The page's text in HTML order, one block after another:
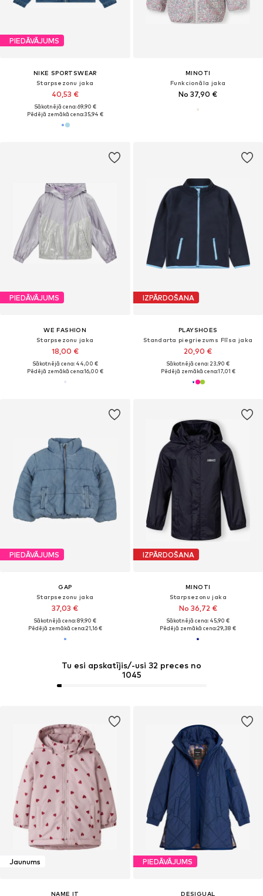
PIEDĀVĀJUMS
NIKE SPORTSWEAR
Starpsezonu jaka
40,53 €
Sākotnējā cena: 69,90 €
Pēdējā zemākā cena:35,94 €
MINOTI
Funkcionāla jaka
No 37,90 €
PIEDĀVĀJUMS
WE FASHION
Starpsezonu jaka
18,00 €
Sākotnējā cena: 44,00 €
Pēdējā zemākā cena:16,00 €
IZPĀRDOŠANA
PLAYSHOES
Standarta piegriezums Flīsa jaka
20,90 €
Sākotnējā cena: 23,90 €
Pēdējā zemākā cena:17,01 €
PIEDĀVĀJUMS
GAP
Starpsezonu jaka
37,03 €
Sākotnējā cena: 89,90 €
Pēdējā zemākā cena:21,16 €
IZPĀRDOŠANA
MINOTI
Starpsezonu jaka
No 36,72 €
Sākotnējā cena: 45,90 €
Pēdējā zemākā cena:29,38 €
Tu esi apskatījis/-usi 32 preces no
1045
Jaunums
NAME IT
PIEDĀVĀJUMS
DESIGUAL